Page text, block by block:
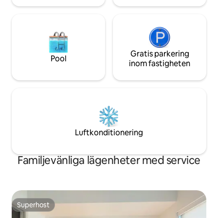
TORKTUMLARE
Pool
Gratis parkering
inom fastigheten
Luftkonditionering
Familjevänliga lägenheter med service
Superhost
Superhost